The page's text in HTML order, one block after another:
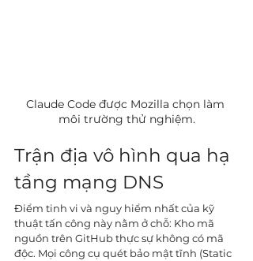
Claude Code được Mozilla chọn làm
môi trường thử nghiệm.
Trận địa vô hình qua hạ
tầng mạng DNS
Điểm tinh vi và nguy hiểm nhất của kỹ
thuật tấn công này nằm ở chỗ: Kho mã
nguồn trên GitHub thực sự không có mã
độc. Mọi công cụ quét bảo mật tĩnh (Static